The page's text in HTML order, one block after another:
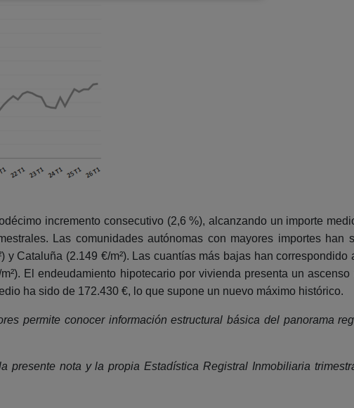
incremento consecutivo (2,6 %), alcanzando un importe
Las comunidades autónomas con mayores importes han
y Cataluña (2.149 €/m²). Las cuantías más bajas han correspondido
El endeudamiento hipotecario por vivienda presenta un ascenso
ha sido de 172.430 €, lo que supone un nuevo máximo histórico.
permite conocer información estructural básica del panorama
nota y la propia Estadística Registral Inmobiliaria